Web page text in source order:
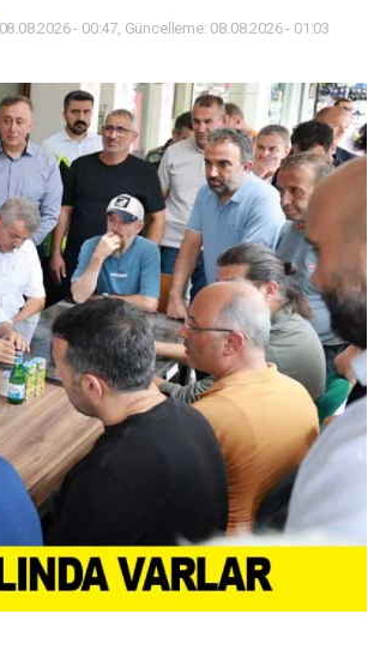
08.08.2026 - 00:47, Güncelleme: 08.08.2026 - 01:03